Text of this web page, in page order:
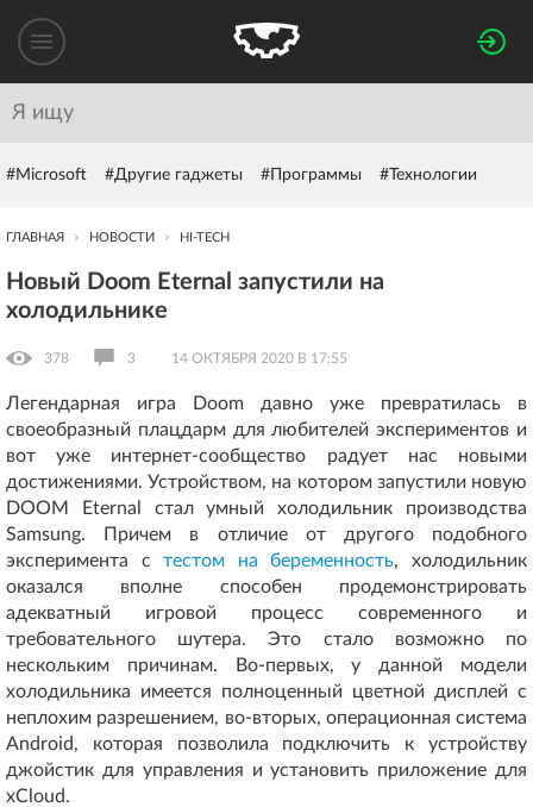
#Microsoft #Другие гаджеты #Программы #Технологии
ГЛАВНАЯ НОВОСТИ HI-TECH
​Новый Doom Eternal запустили на
холодильнике
378 3 14 ОКТЯБРЯ 2020 В 17:55
Легендарная игра Doom давно уже превратилась в
своеобразный плацдарм для любителей экспериментов и
вот уже интернет-сообщество радует нас новыми
достижениями. Устройством, на котором запустили новую
DOOM Eternal стал умный холодильник производства
Samsung. Причем в отличие от другого подобного
эксперимента стестом на беременность, холодильник
оказался вполне способен продемонстрировать
адекватный игровой процесс современного и
требовательного шутера. Это стало возможно по
нескольким причинам. Во-первых, у данной модели
холодильника имеется полноценный цветной дисплей с
неплохим разрешением, во-вторых, операционная система
Android, которая позволила подключить к устройству
джойстик для управления и установить приложение для
xCloud.